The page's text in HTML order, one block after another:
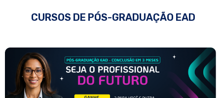
CURSOS DE PÓS-GRADUAÇÃO EAD